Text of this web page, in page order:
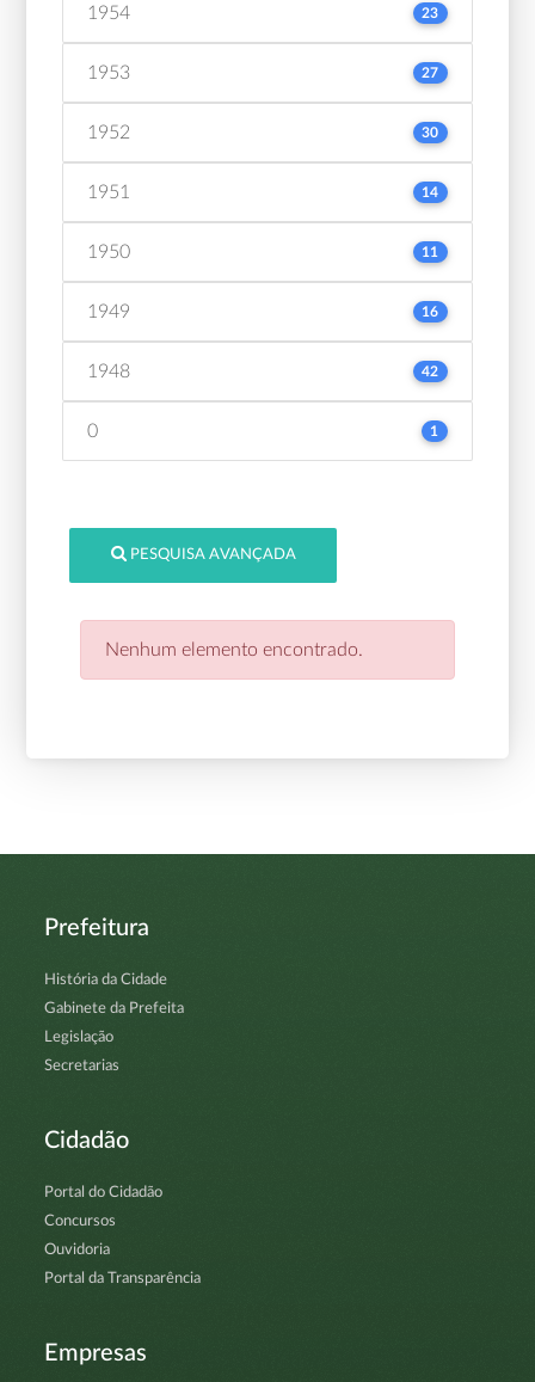
1954 23
1953 27
1952 30
1951 14
1950 11
1949 16
1948 42
0 1
PESQUISA AVANÇADA
Nenhum elemento encontrado.
Prefeitura
História da Cidade
Gabinete da Prefeita
Legislação
Secretarias
Cidadão
Portal do Cidadão
Concursos
Ouvidoria
Portal da Transparência
Empresas